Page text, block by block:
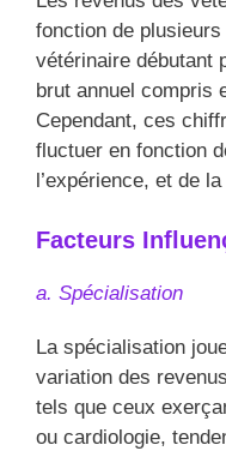
fonction de
vétérinaire débutant
brut annuel compris
Cependant, ces
fluctuer en fonction
l’expérience, et de
Facteurs
a. Spécialisation
La spécialisation
variation des
tels que ceux
ou cardiologie,